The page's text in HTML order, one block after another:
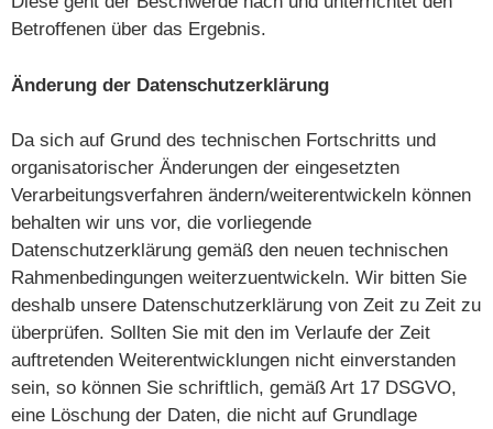
Betroffenen über das Ergebnis.
Änderung der Datenschutzerklärung
Da sich auf Grund des technischen Fortschritts und
organisatorischer Änderungen der eingesetzten
Verarbeitungsverfahren ändern/weiterentwickeln können
behalten wir uns vor, die vorliegende
Datenschutzerklärung gemäß den neuen technischen
Rahmenbedingungen weiterzuentwickeln. Wir bitten Sie
deshalb unsere Datenschutzerklärung von Zeit zu Zeit zu
überprüfen. Sollten Sie mit den im Verlaufe der Zeit
auftretenden Weiterentwicklungen nicht einverstanden
sein, so können Sie schriftlich, gemäß Art 17 DSGVO,
eine Löschung der Daten, die nicht auf Grundlage